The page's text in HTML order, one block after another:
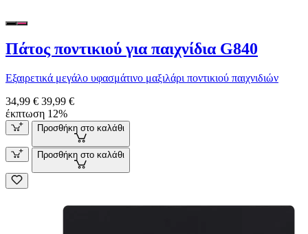
Πάτος ποντικιού για παιχνίδια G840
Εξαιρετικά μεγάλο υφασμάτινο μαξιλάρι ποντικιού παιχνιδιών
34,99 € 39,99 €
έκπτωση 12%
Προσθήκη στο καλάθι
Προσθήκη στο καλάθι